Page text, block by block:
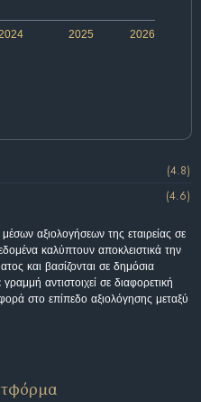
2026
2025
(4.8)
(4.6)
αξιολογήσεων της εταιρείας σε
καλύπτουν αποκλειστικά την
και βασίζονται σε δημόσια
αντιστοιχεί σε διαφορετική
στο επίπεδο αξιολόγησης μεταξύ